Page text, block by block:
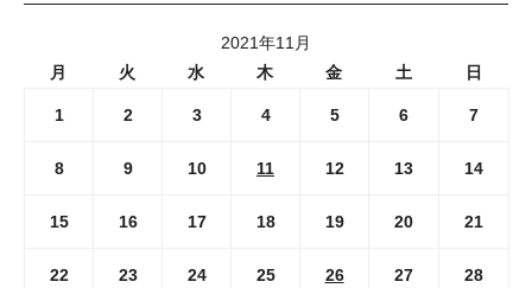
2021年11月
月
火 水 木 金 土 日
1 2 3 4 5 6 7
8 9 10 11 12 13 14
15 16 17 18 19 20 21
22 23 24 25 26 27 28